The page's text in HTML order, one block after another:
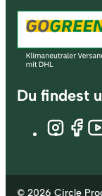
Du findest
© 2026 Circle